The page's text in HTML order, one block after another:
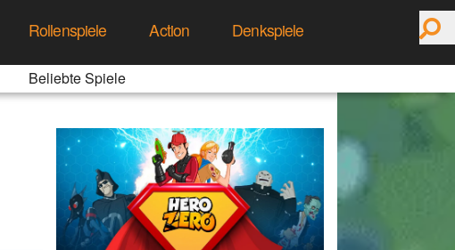
Rollenspiele Action
Denkspiele
Beliebte Spiele